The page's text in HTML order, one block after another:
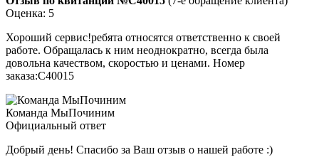
Оценка: 5
Хороший сервис!ребята относятся ответственно к своей
работе. Обращалась к ним неоднократно, всегда была
довольна качеством, скоростью и ценами. Номер
заказа:C40015
Команда МыПочиним
Официальный ответ
Добрый день! Спасибо за Ваш отзыв о нашей работе :)